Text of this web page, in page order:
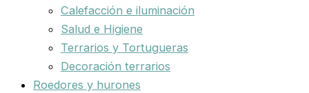
Calefacción e iluminación
Salud e Higiene
Terrarios y Tortugueras
Decoración terrarios
Roedores y hurones